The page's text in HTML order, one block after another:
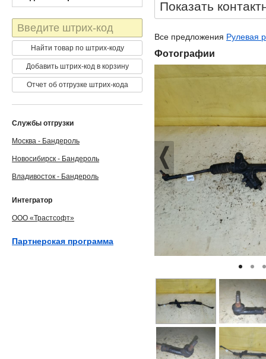
Показать
Все предложения Рулевая
Фотографии
Штрих-
код
Найти товар по штрих-коду
Добавить штрих-код в корзину
Отчет об отгрузке штрих-кода
Службы отгрузки
Москва - Бандероль
Новосибирск - Бандероль
Владивосток - Бандероль
Интегратор
ООО «Трастсофт»
Партнерская программа